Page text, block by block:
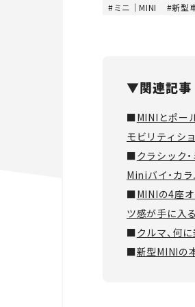
ミニ｜MINI 新型
▼関連記事
■MINIとポー
モビリティシ
■クラシック
Miniバイ・カラ
■MINIの4座
ツ感が手に入
■クルマ、何
■新型MINIの